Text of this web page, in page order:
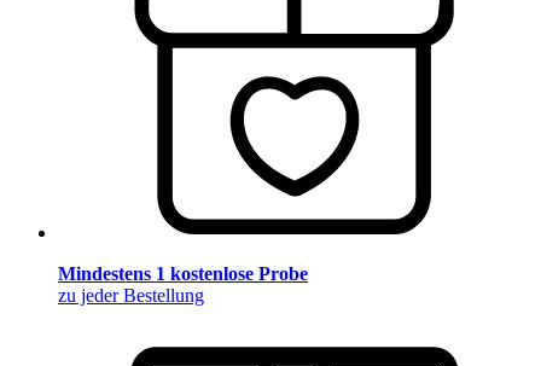
Mindestens 1 kostenlose Probe
zu jeder Bestellung